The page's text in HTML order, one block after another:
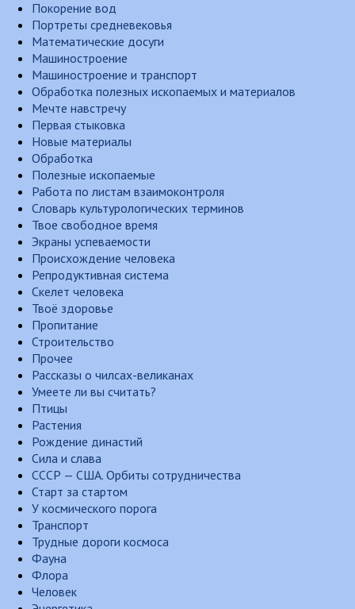
Покорение вод
Портреты средневековья
Математические досуги
Машиностроение
Машиностроение и транспорт
Обработка полезных ископаемых и материалов
Мечте навстречу
Первая стыковка
Новые материалы
Обработка
Полезные ископаемые
Работа по листам взаимоконтроля
Словарь культурологических терминов
Твое свободное время
Экраны успеваемости
Происхождение человека
Репродуктивная система
Скелет человека
Твоё здоровье
Пропитание
Строительство
Прочее
Рассказы о чилсах-великанах
Умеете ли вы считать?
Птицы
Растения
Рождение династий
Сила и слава
СССР — США. Орбиты сотрудничества
Старт за стартом
У космического порога
Транспорт
Трудные дороги космоса
Фауна
Флора
Человек